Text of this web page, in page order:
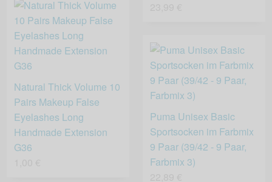
Natural Thick Volume 10
Pairs Makeup False
Eyelashes Long
Handmade Extension
G36
Puma Unisex Basic
Sportsocken im Farbmix
9 Paar (39/42 - 9 Paar,
Farbmix 3)